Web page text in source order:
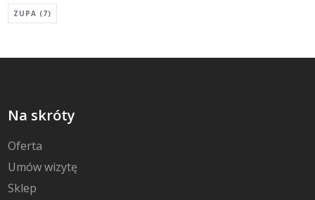
ZUPA (7)
Na skróty
Oferta
Umów wizytę
Sklep